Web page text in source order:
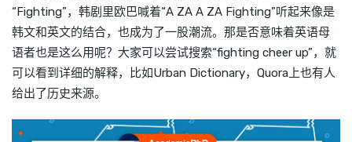
“Fighting”，韩剧里欧巴喊着“A ZA A ZA Fighting”听起来像是
韩文和英文的结合，也成为了一股潮流。那是否意味着英语母
语者也是这么用呢？大家可以尝试搜索“fighting cheer up”，就
可以看到详细的解释，比如Urban Dictionary，Quora上也有人
给出了历史来源。